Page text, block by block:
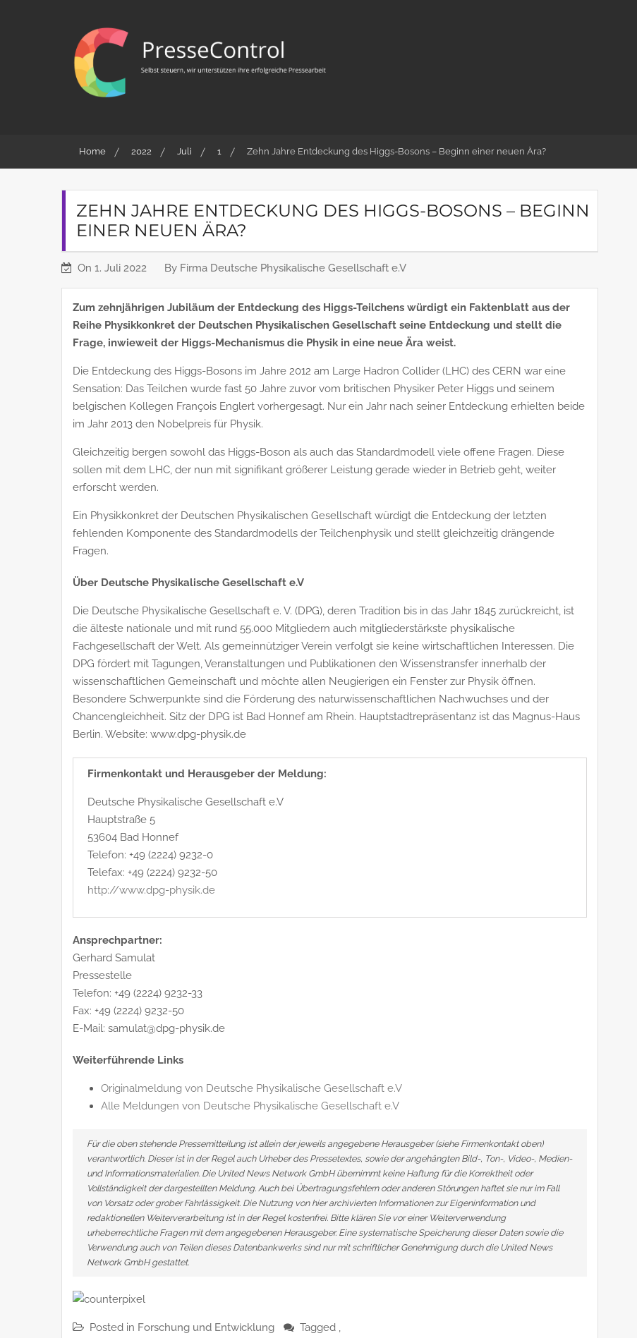
PresseControl
Pressearbeit
Home 2022 Juli 1 Zehn Jahre Entdeckung des Higgs-Bosons – Beginn einer neuen Ära?
ZEHN JAHRE ENTDECKUNG DES HIGGS-BOSONS – BEGINN
EINER NEUEN ÄRA?
On 1. Juli 2022 By Firma Deutsche Physikalische Gesellschaft e.V
Zum zehnjährigen Jubiläum der Entdeckung des Higgs-Teilchens würdigt ein Faktenblatt aus der
Reihe Physikkonkret der Deutschen Physikalischen Gesellschaft seine Entdeckung und stellt die
Frage, inwieweit der Higgs-Mechanismus die Physik in eine neue Ära weist.
Die Entdeckung des Higgs-Bosons im Jahre 2012 am Large Hadron Collider (LHC) des CERN war eine
Sensation: Das Teilchen wurde fast 50 Jahre zuvor vom britischen Physiker Peter Higgs und seinem
belgischen Kollegen François Englert vorhergesagt. Nur ein Jahr nach seiner Entdeckung erhielten beide
im Jahr 2013 den Nobelpreis für Physik.
Gleichzeitig bergen sowohl das Higgs-Boson als auch das Standardmodell viele offene Fragen. Diese
sollen mit dem LHC, der nun mit signifikant größerer Leistung gerade wieder in Betrieb geht, weiter
erforscht werden.
Ein Physikkonkret der Deutschen Physikalischen Gesellschaft würdigt die Entdeckung der letzten
fehlenden Komponente des Standardmodells der Teilchenphysik und stellt gleichzeitig drängende
Fragen.
Über Deutsche Physikalische Gesellschaft e.V
Die Deutsche Physikalische Gesellschaft e. V. (DPG), deren Tradition bis in das Jahr 1845 zurückreicht, ist
die älteste nationale und mit rund 55.000 Mitgliedern auch mitgliederstärkste physikalische
Fachgesellschaft der Welt. Als gemeinnütziger Verein verfolgt sie keine wirtschaftlichen Interessen. Die
DPG fördert mit Tagungen, Veranstaltungen und Publikationen den Wissenstransfer innerhalb der
wissenschaftlichen Gemeinschaft und möchte allen Neugierigen ein Fenster zur Physik öffnen.
Besondere Schwerpunkte sind die Förderung des naturwissenschaftlichen Nachwuchses und der
Chancengleichheit. Sitz der DPG ist Bad Honnef am Rhein. Hauptstadtrepräsentanz ist das Magnus-Haus
Berlin. Website: www.dpg-physik.de
Firmenkontakt und Herausgeber der Meldung:
Deutsche Physikalische Gesellschaft e.V
Hauptstraße 5
53604 Bad Honnef
Telefon: +49 (2224) 9232-0
Telefax: +49 (2224) 9232-50
http://www.dpg-physik.de
Ansprechpartner:
Gerhard Samulat
Pressestelle
Telefon: +49 (2224) 9232-33
Fax: +49 (2224) 9232-50
E-Mail: samulat@dpg-physik.de
Weiterführende Links
Originalmeldung von Deutsche Physikalische Gesellschaft e.V
Alle Meldungen von Deutsche Physikalische Gesellschaft e.V
Für die oben stehende Pressemitteilung ist allein der jeweils angegebene Herausgeber (siehe Firmenkontakt oben)
verantwortlich. Dieser ist in der Regel auch Urheber des Pressetextes, sowie der angehängten Bild-, Ton-, Video-, Medien-
und Informationsmaterialien. Die United News Network GmbH übernimmt keine Haftung für die Korrektheit oder
Vollständigkeit der dargestellten Meldung. Auch bei Übertragungsfehlern oder anderen Störungen haftet sie nur im Fall
von Vorsatz oder grober Fahrlässigkeit. Die Nutzung von hier archivierten Informationen zur Eigeninformation und
redaktionellen Weiterverarbeitung ist in der Regel kostenfrei. Bitte klären Sie vor einer Weiterverwendung
urheberrechtliche Fragen mit dem angegebenen Herausgeber. Eine systematische Speicherung dieser Daten sowie die
Verwendung auch von Teilen dieses Datenbankwerks sind nur mit schriftlicher Genehmigung durch die United News
Network GmbH gestattet.
Posted in Forschung und Entwicklung
Tagged ,